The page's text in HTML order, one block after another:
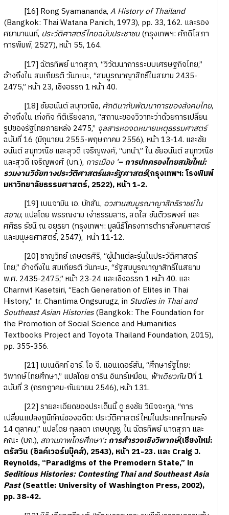
[16] Rong Syamananda, A History of Thailand
(Bangkok: Thai Watana Panich, 1973), pp. 33, 162. และรอง
ศยามานนท์, ประวัติศาสตร์ไทยฉบับประชาชน(กรุงเทพฯ: ศักดิโสภา
การพิมพ์, 2527), หน้า 55, 164.
[17] ฉัตรทิพย์ นาถสุภา, “วิวัฒนาการระบบเศรษฐกิจไทย,”
อ้างถึงใน สมเกียรติ วันทะนะ, “สมบูรณาญาสิทธิ์ในสยาม 2435-
2475,” หน้า 23, เชิงอรรถ 1 หน้า 40.
[18] ชัยอนันต์ สมุทวณิช, ศักดินากับพัฒนาการของสังคมไทย,
อ้างถึงใน เก่งกิจ กิติเรียงลาภ, “สถานะของวิวาทะว่าด้วยการเปลี่ยน
รูปของรัฐไทยภายหลัง 2475,” จุลสารหอจดหมายเหตุธรรมศาสตร์
ฉบับที่ 16 (มิถุนายน 2555-พฤษภาคม 2556), หน้า 13-14. และชัย
อนันต์ สมุทวณิช และสุวดี เจริญพงศ์, “บทนำ,” ใน ชัยอนันต์ สมุทวณิช
และสุวดี เจริญพงศ์ (บก.), การเมือง '– การปกครองไทยสมัยใหม่:
รวมงานวิจัยทางประวัติศาสตร์และรัฐศาสตร์(กรุงเทพฯ: โรงพิมพ์
มหาวิทยาลัยธรรมศาสตร์, 2522), หน้า 1-2.
[19] เบนจามิน เอ. บัทสัน, อวสานสมบูรณาญาสิทธิราชย์ใน
สยาม, แปลโดย พรรณงาม เง่าธรรมสาร, สดใส ขันติวรพงศ์ และ
ศศิธร รัชนี ณ อยุธยา (กรุงเทพฯ: มูลนิธิโครงการตำราสังคมศาสตร์
และมนุษยศาสตร์, 2547), หน้า 11-12.
[20] ชาญวิทย์ เกษตรศิริ, “ผู้นำแต่ละรุ่นในประวัติศาสตร์
ไทย,” อ้างถึงใน สมเกียรติ วันทะนะ, “รัฐสมบูรณาญาสิทธิ์ในสยาม
พ.ศ. 2435-2475,” หน้า 23-24 และเชิงอรรถ 1 หน้า 40. และ
Charnvit Kasetsiri, “Each Generation of Elites in Thai
History,” tr. Chantima Ongsurugz, in Studies in Thai and
Southeast Asian Histories(Bangkok: The Foundation for
the Promotion of Social Science and Humanities
Textbooks Project and Toyota Thailand Foundation, 2015),
pp. 355-356.
[21] เบเนดิคท์ อาร์. โอ จี. แอนเดอร์สัน, “ศึกษารัฐไทย:
วิพากษ์ไทยศึกษา,” แปลโดย ดาริน อินทร์เหมือน, ฟ้าเดียวกันปีที่ 1
ฉบับที่ 3 (กรกฎาคม-กันยายน 2546), หน้า 131.
[22] รายละเอียดของประเด็นนี้ ดู ธงชัย วินิจจะกูล, “การ
เปลี่ยนแปลงภูมิทัศน์ของอดีต: ประวัติศาสตร์ใหม่ในประเทศไทยหลัง
14 ตุลาคม,” แปลโดย กุลลดา เกษบุญชู, ใน ฉัตรทิพย์ นาถสุภา และ
คณะ (บก.), สถานภาพไทยศึกษา': การสำรวจเชิงวิพากษ์(เชียงใหม่:
ตรัสวิน (ซิลค์เวอร์มบุ๊คส์), 2543), หน้า 21-23. และ Craig J.
Reynolds, “Paradigms of the Premodern State,” in
Seditious Histories: Contesting Thai and Southeast Asia
Past(Seattle: University of Washington Press, 2002),
pp. 38-42.